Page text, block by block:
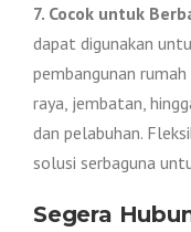
7. Cocok untuk
dapat digunakan
pembangunan
raya, jembatan,
dan pelabuhan.
solusi serbaguna
Segera